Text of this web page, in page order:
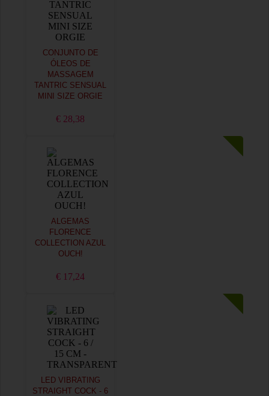
CONJUNTO DE
ÓLEOS DE
MASSAGEM
TANTRIC SENSUAL
MINI SIZE ORGIE
€ 28,38
ALGEMAS
FLORENCE
COLLECTION AZUL
OUCH!
€ 17,24
LED VIBRATING
STRAIGHT COCK - 6